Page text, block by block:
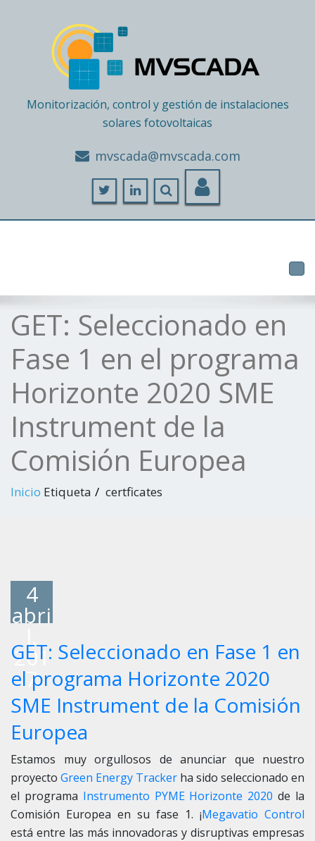
Monitorización, control y gestión de instalaciones
solares fotovoltaicas
moc.adacsvm@adacsvm
GET: Seleccionado en
Fase 1 en el programa
Horizonte 2020 SME
Instrument de la
Comisión Europea
Inicio Etiqueta certficates
4
abri
201
7
GET: Seleccionado en Fase 1 en
el programa Horizonte 2020
SME Instrument de la Comisión
Europea
Estamos muy orgullosos de anunciar que nuestro
proyecto Green Energy Tracker ha sido seleccionado en
el programa Instrumento PYME Horizonte 2020de la
Comisión Europea en su fase 1. ¡Megavatio Control
está entre las más innovadoras y disruptivas empresas